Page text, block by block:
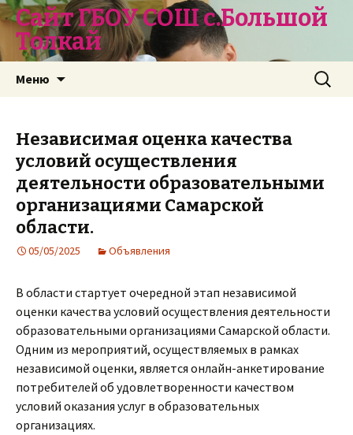
Сайт ГБОУ СОШ с.Большой
Толкай
Меню Найти:
Независимая оценка качества
условий осуществления
деятельности образовательными
организациями Самарской
области.
05/05/2025 Объявления
В области стартует очередной этап независимой
оценки качества условий осуществления деятельности
образовательными организациями Самарской области.
Одним из мероприятий, осуществляемых в рамках
независимой оценки, является онлайн-анкетирование
потребителей об удовлетворенности качеством
условий оказания услуг в образовательных
организациях.